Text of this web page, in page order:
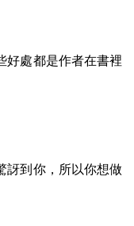
好處都是作者在書裡
訝到你，所以你想做